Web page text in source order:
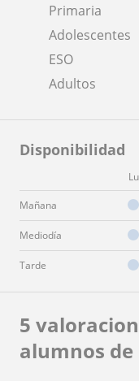
Primaria
Adolescentes
ESO
Adultos
Disponibilidad
Lu
Mañana
Mediodía
Tarde
5
alumnos de